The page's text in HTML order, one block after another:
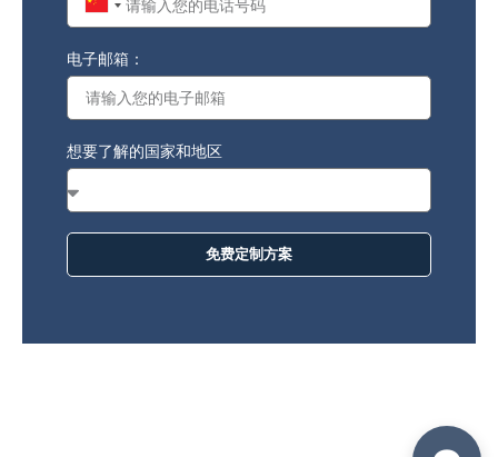
China
电子邮箱：
想要了解的国家和地区
免费定制方案